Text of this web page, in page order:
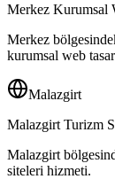
Merkez Kurumsal
Merkez
kurumsal web
Malazgirt
Malazgirt Turizm
Malazgirt
siteleri hizmeti.